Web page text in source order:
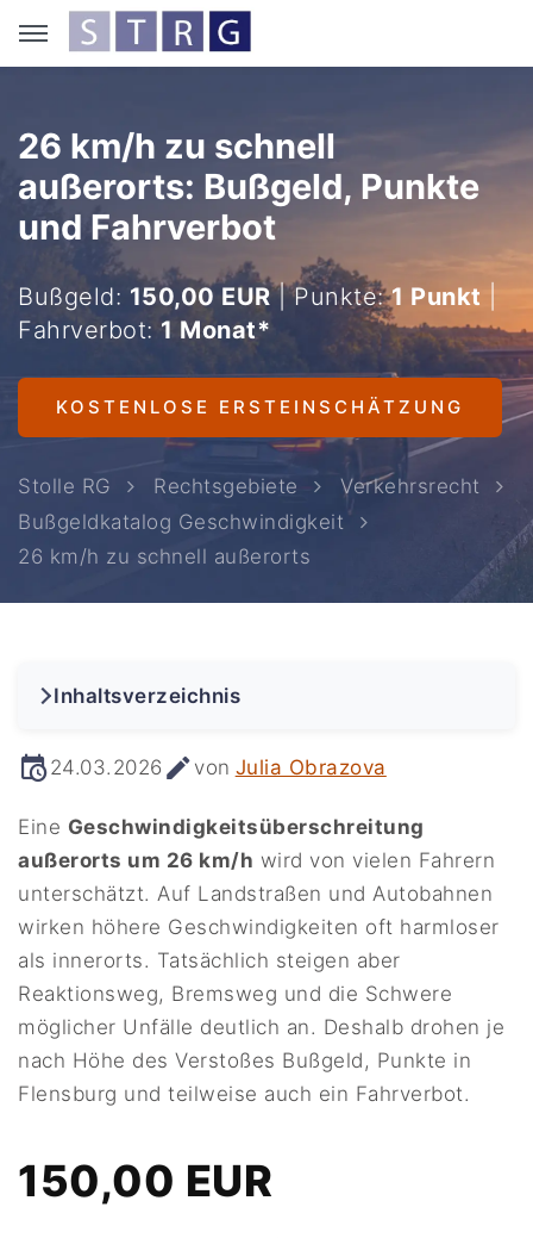
26 km/h zu schnell
außerorts: Bußgeld, Punkte
und Fahrverbot
Bußgeld: 150,00 EUR| Punkte:1 Punkt
Fahrverbot: 1 Monat*
KOSTENLOSE ERSTEINSCHÄTZUNG
Stolle RG Rechtsgebiete
Verkehrsrecht
Bußgeldkatalog Geschwindigkeit
26 km/h zu schnell außerorts
24.03.2026 von Julia Obrazova
Eine Geschwindigkeitsüberschreitung
außerorts um 26 km/h wird von vielen Fahrern
unterschätzt. Auf Landstraßen und Autobahnen
wirken höhere Geschwindigkeiten oft harmloser
als innerorts. Tatsächlich steigen aber
Reaktionsweg, Bremsweg und die Schwere
möglicher Unfälle deutlich an. Deshalb drohen je
nach Höhe des Verstoßes Bußgeld, Punkte in
Flensburg und teilweise auch ein Fahrverbot.
150,00 EUR
Inhaltsverzeichnis